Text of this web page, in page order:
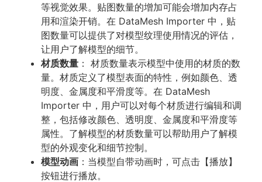
等视觉效果。贴图数量的增加可能会增加内存占
用和渲染开销。在 DataMesh Importer 中，贴
图数量可以提供了对模型纹理使用情况的评估，
让用户了解模型的细节。
材质数量 ： 材质数量表示模型中使用的材质的数
量。材质定义了模型表面的特性，例如颜色、透
明度、金属度和平滑度等。在 DataMesh
Importer 中，用户可以对每个材质进行编辑和调
整，包括修改颜色、透明度、金属度和平滑度等
属性。了解模型的材质数量可以帮助用户了解模
型的外观变化和细节控制。
模型动画 ：当模型自带动画时，可点击【播放】
按钮进行播放。